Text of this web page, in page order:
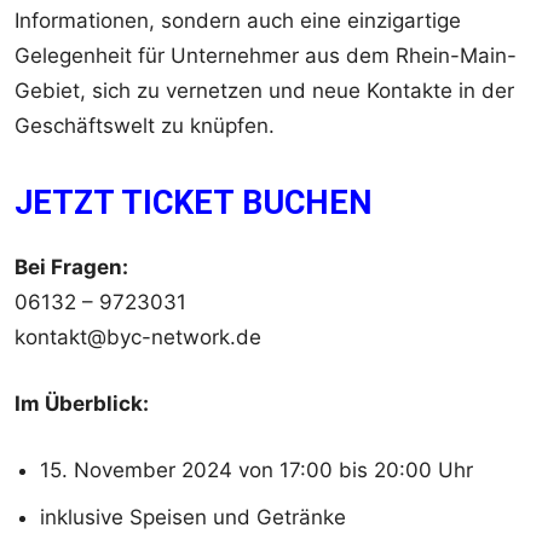
Informationen, sondern auch eine einzigartige
Gelegenheit für Unternehmer aus dem Rhein-Main-
Gebiet, sich zu vernetzen und neue Kontakte in der
Geschäftswelt zu knüpfen.
JETZT TICKET BUCHEN
Bei Fragen:
06132 – 9723031
kontakt@byc-network.de
Im Überblick:
15. November 2024 von 17:00 bis 20:00 Uhr
inklusive Speisen und Getränke